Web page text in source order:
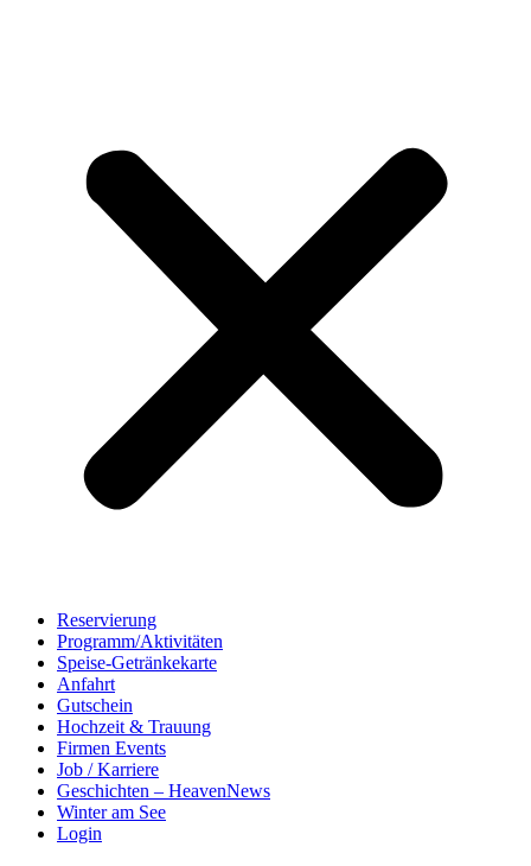
Reservierung
Programm/Aktivitäten
Speise-Getränkekarte
Anfahrt
Gutschein
Hochzeit & Trauung
Firmen Events
Job / Karriere
Geschichten – HeavenNews
Winter am See
Login